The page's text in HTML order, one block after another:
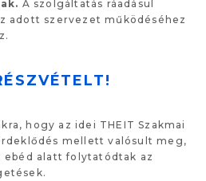
A szolgáltatás ráadásul
adott szervezet működéséhez
hogy az idei THEIT Szakmai
mellett valósult meg,
ebéd alatt folytatódtak az